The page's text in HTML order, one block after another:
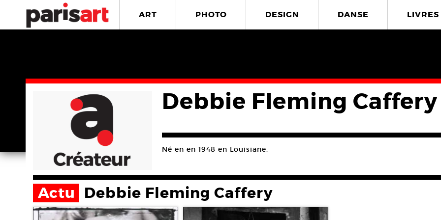
ART PHOTO DESIGN DANSE LIVRES
Debbie Fleming Caffery
Né en en 1948 en Louisiane.
Actu Debbie Fleming Caffery